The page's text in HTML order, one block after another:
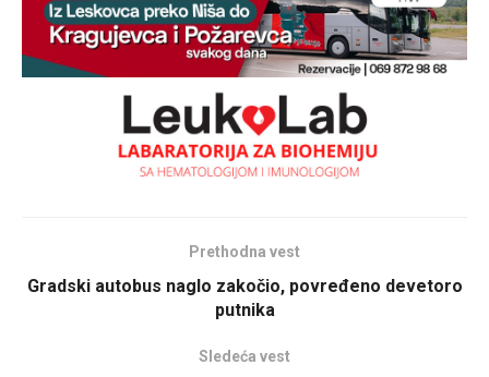
Prethodna vest
Gradski autobus naglo zakočio, povređeno devetoro
putnika
Sledeća vest